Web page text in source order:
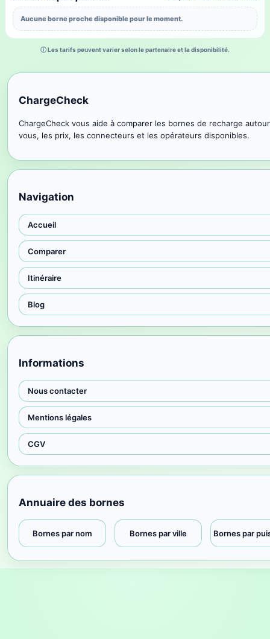
Aucune borne proche disponible pour le moment.
ⓘ Les tarifs peuvent varier selon le partenaire et la disponibilité.
ChargeCheck
ChargeCheck vous aide à comparer les bornes de recharge
vous, les prix, les connecteurs et les opérateurs disponibles.
Navigation
Accueil
Comparer
Itinéraire
Blog
Informations
Nous contacter
Mentions légales
CGV
Annuaire des bornes
Bornes par nom Bornes par ville Bornes par